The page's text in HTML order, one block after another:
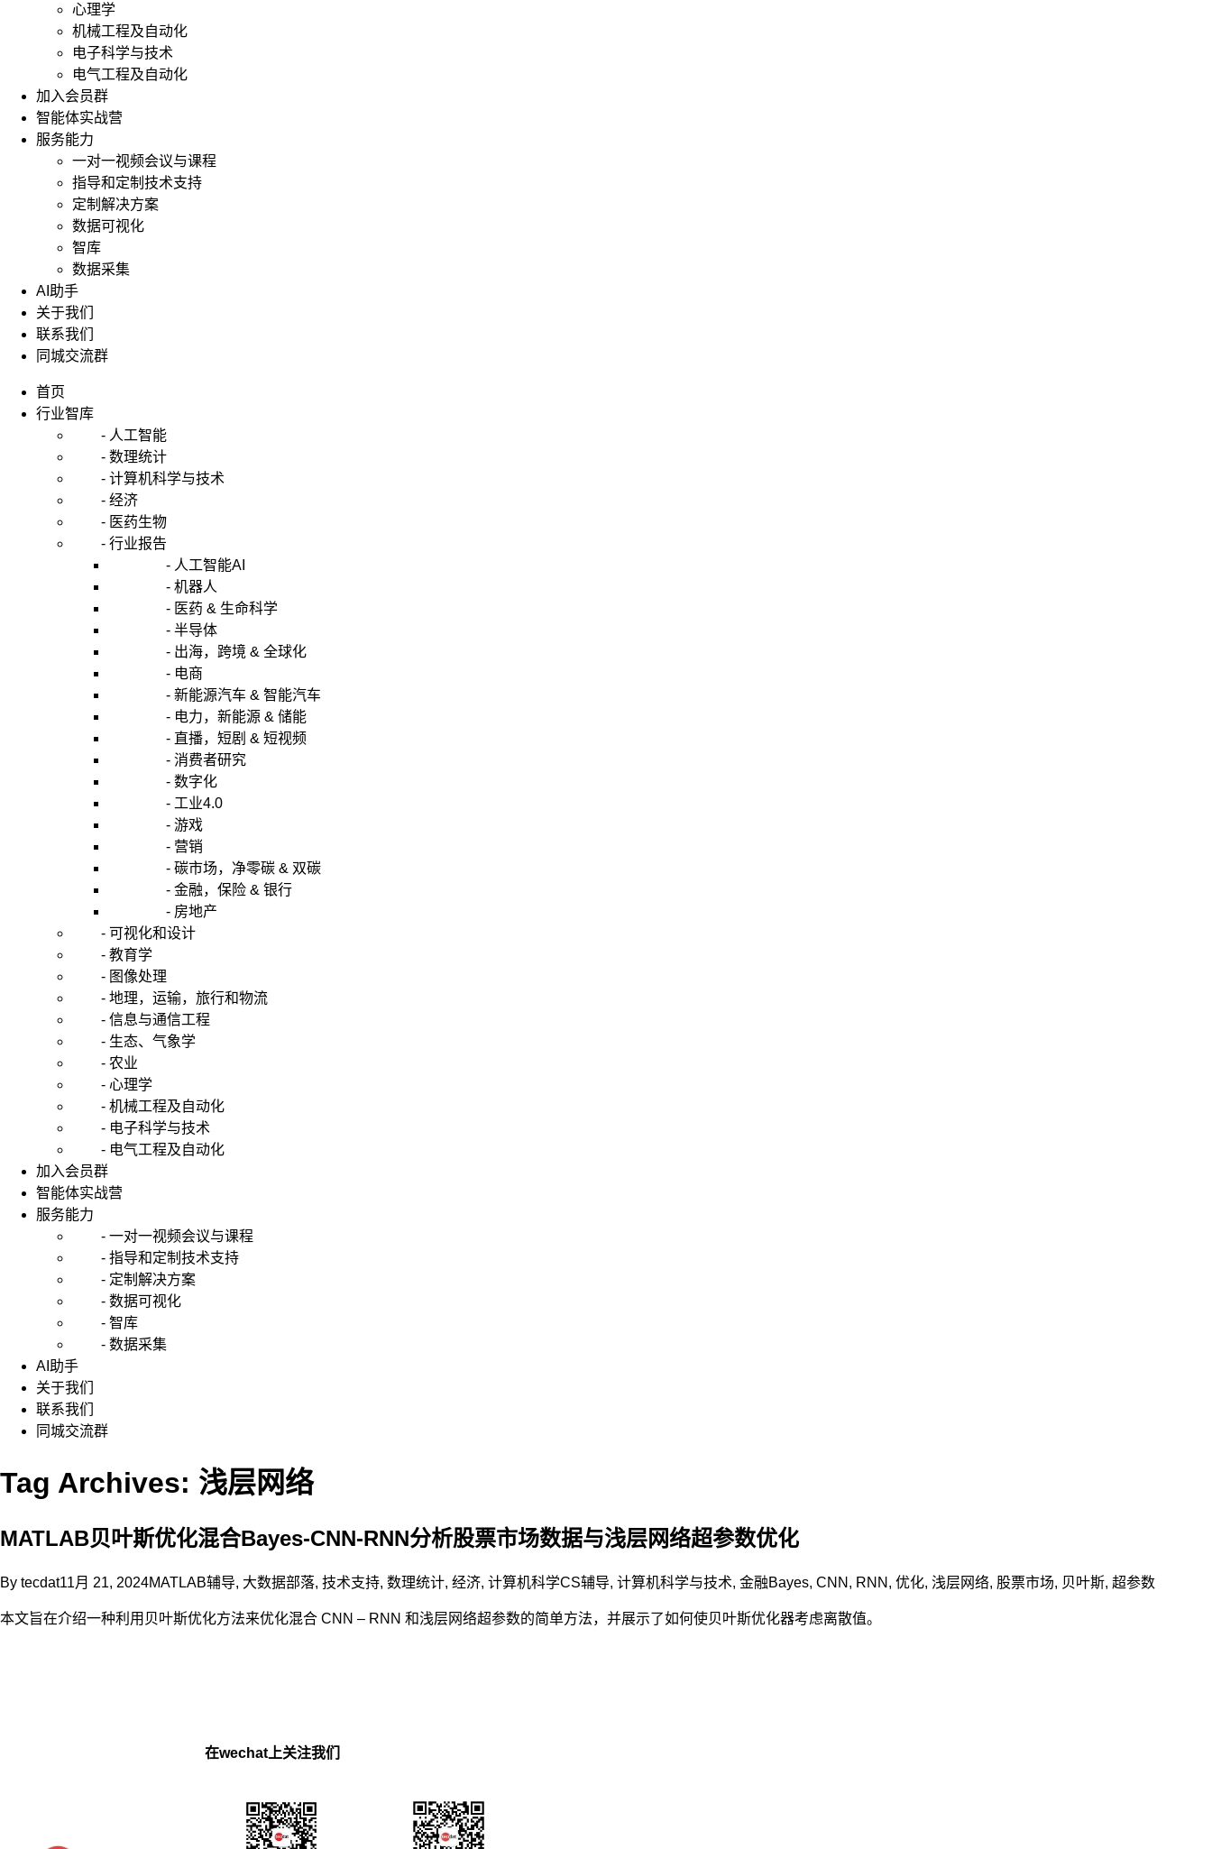
心理学
机械工程及自动化
电子科学与技术
电气工程及自动化
加入会员群
智能体实战营
服务能力
一对一视频会议与课程
指导和定制技术支持
定制解决方案
数据可视化
智库
数据采集
AI助手
关于我们
联系我们
同城交流群
首页
行业智库
- 人工智能
- 数理统计
- 计算机科学与技术
- 经济
- 医药生物
- 行业报告
- 人工智能AI
- 机器人
- 医药 & 生命科学
- 半导体
- 出海，跨境 & 全球化
- 电商
- 新能源汽车 & 智能汽车
- 电力，新能源 & 储能
- 直播，短剧 & 短视频
- 消费者研究
- 数字化
- 工业4.0
- 游戏
- 营销
- 碳市场，净零碳 & 双碳
- 金融，保险 & 银行
- 房地产
- 可视化和设计
- 教育学
- 图像处理
- 地理，运输，旅行和物流
- 信息与通信工程
- 生态、气象学
- 农业
- 心理学
- 机械工程及自动化
- 电子科学与技术
- 电气工程及自动化
加入会员群
智能体实战营
服务能力
- 一对一视频会议与课程
- 指导和定制技术支持
- 定制解决方案
- 数据可视化
- 智库
- 数据采集
AI助手
关于我们
联系我们
同城交流群
Tag Archives: 浅层网络
MATLAB贝叶斯优化混合Bayes-CNN-RNN分析股票市场数据与浅层网络超参数优化
By tecdat11月 21, 2024MATLAB辅导, 大数据部落, 技术支持, 数理统计, 经济, 计算机科学CS辅导, 计算机科学与技术, 金融Bayes, CNN , RNN , 优化, 浅层网络, 股票市场, 贝叶斯, 超参数
本文旨在介绍一种利用贝叶斯优化方法来优化混合 CNN – RNN 和浅层网络超参数的简单方法，并展示了如何使贝叶斯优化器考虑离散值。
在wechat上关注我们